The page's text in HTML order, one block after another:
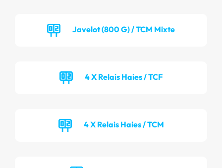
Javelot (800 G) / TCM Mixte
4 X Relais Haies / TCF
4 X Relais Haies / TCM